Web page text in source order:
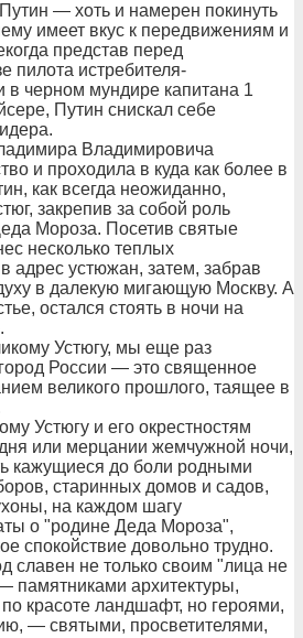
— хоть и намерен покинуть
имеет вкус к передвижениям и
представ перед
пилота истребителя-
черном мундире капитана 1
Путин снискал себе
Владимировича
и проходила в куда как более в
как всегда неожиданно,
закрепив за собой роль
Мороза. Посетив святые
несколько теплых
адрес устюжан, затем, забрав
в далекую мигающую Москву. А
остался стоять в ночи на
Устюгу, мы еще раз
России — это священное
великого прошлого, таящее в
Устюгу и его окрестностям
дня или мерцании жемчужной ночи,
кажущиеся до боли родными
старинных домов и садов,
на каждом шагу
о "родине Деда Мороза",
спокойствие довольно трудно.
славен не только своим "лица не
архитектуры,
красоте ландшафт, но героями,
— святыми, просветителями,